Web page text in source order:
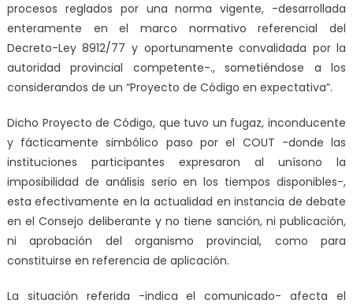
procesos reglados por una norma vigente, -desarrollada
enteramente en el marco normativo referencial del
Decreto-Ley 8912/77 y oportunamente convalidada por la
autoridad provincial competente-., sometiéndose a los
considerandos de un “Proyecto de Código en expectativa”.
Dicho Proyecto de Código, que tuvo un fugaz, inconducente
y fácticamente simbólico paso por el COUT -donde las
instituciones participantes expresaron al unísono la
imposibilidad de análisis serio en los tiempos disponibles-,
esta efectivamente en la actualidad en instancia de debate
en el Consejo deliberante y no tiene sanción, ni publicación,
ni aprobación del organismo provincial, como para
constituirse en referencia de aplicación.
La situación referida -indica el comunicado- afecta el